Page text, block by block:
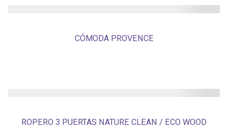
CÓMODA PROVENCE
ROPERO 3 PUERTAS NATURE CLEAN / ECO WOOD